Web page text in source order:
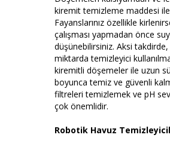
kiremit temizleme maddesi
Fayanslarınız özellikle
çalışması yapmadan önce
düşünebilirsiniz. Aksi
miktarda temizleyici
kiremitli döşemeler ile uzun
boyunca temiz ve güvenli
filtreleri temizlemek ve pH
çok önemlidir.
Robotik Havuz